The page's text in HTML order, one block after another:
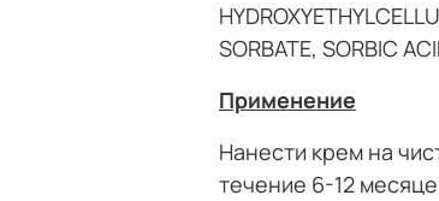
SORBATE, SORBIC
Применение
Нанести крем на
течение 6-12